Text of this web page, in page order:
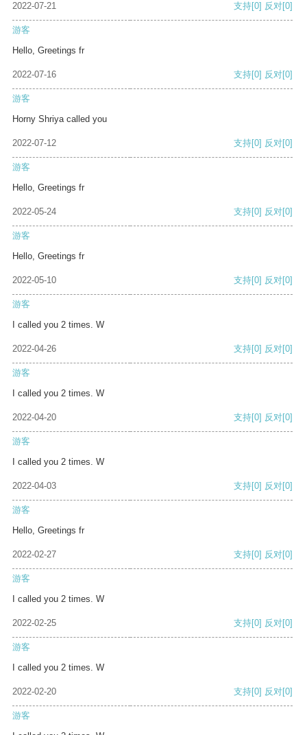
2022-07-21 支持[0] 反对[0]
游客
Hello, Greetings fr
2022-07-16 支持[0] 反对[0]
游客
Horny Shriya called you
2022-07-12 支持[0] 反对[0]
游客
Hello, Greetings fr
2022-05-24 支持[0] 反对[0]
游客
Hello, Greetings fr
2022-05-10 支持[0] 反对[0]
游客
I called you 2 times. W
2022-04-26 支持[0] 反对[0]
游客
I called you 2 times. W
2022-04-20 支持[0] 反对[0]
游客
I called you 2 times. W
2022-04-03 支持[0] 反对[0]
游客
Hello, Greetings fr
2022-02-27 支持[0] 反对[0]
游客
I called you 2 times. W
2022-02-25 支持[0] 反对[0]
游客
I called you 2 times. W
2022-02-20 支持[0] 反对[0]
游客